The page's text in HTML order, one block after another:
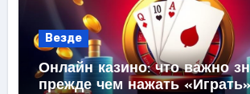
Везде
Онлайн казино: что важно
прежде чем нажать «Играть»